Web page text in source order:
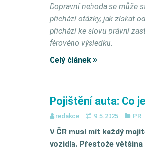
Dopravní nehoda se může
přichází otázky, jak získat
přichází ke slovu právní
férového výsledku.
Celý článek
Pojištění auta: Co
redakce 9.5.2025 PR
V ČR musí mít každý
vozidla. Přestože většina